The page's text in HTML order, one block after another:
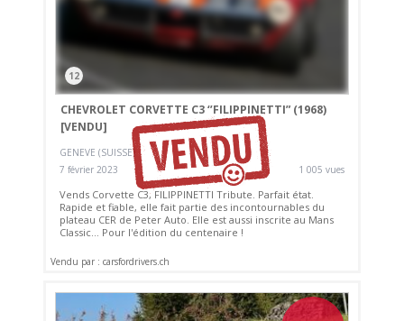
12
CHEVROLET CORVETTE C3 ‘’FILIPPINETTI” (1968)
[VENDU]
GENEVE (SUISSE)
7 février 2023
1 005 vues
Vends Corvette C3, FILIPPINETTI Tribute. Parfait état.
Rapide et fiable, elle fait partie des incontournables du
plateau CER de Peter Auto. Elle est aussi inscrite au Mans
Classic... Pour l'édition du centenaire !
Vendu par : carsfordrivers.ch